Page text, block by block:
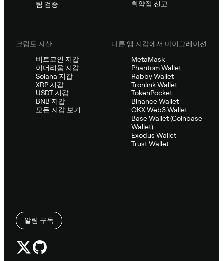
팀 검증
취약점 신고
크립토 자산
비트코인 지갑
이더리움 지갑
Solana 지갑
XRP 지갑
USDT 지갑
BNB 지갑
모든 지갑 보기
다른 앱 지갑에서 마이그레이션
MetaMask
Phantom Wallet
Rabby Wallet
Tronlink Wallet
TokenPocket
Binance Wallet
OKX Web3 Wallet
Base Wallet (Coinbase
Wallet)
Exodus Wallet
Trust Wallet
알림 구독